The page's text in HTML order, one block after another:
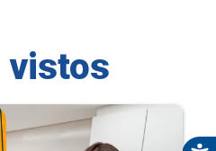
vistos